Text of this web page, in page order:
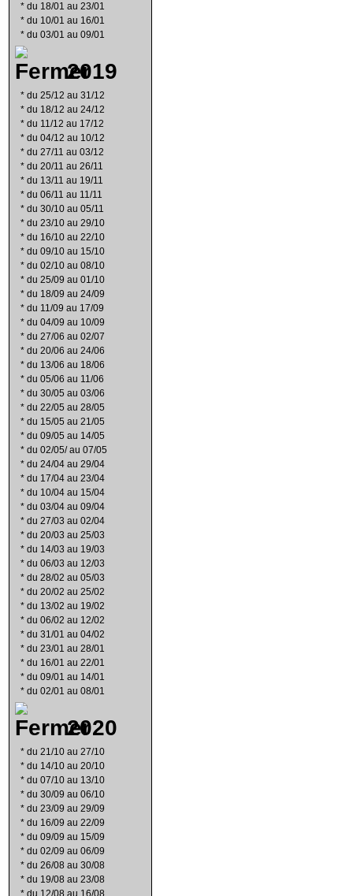
* du 18/01 au 23/01
* du 10/01 au 16/01
* du 03/01 au 09/01
2019
* du 25/12 au 31/12
* du 18/12 au 24/12
* du 11/12 au 17/12
* du 04/12 au 10/12
* du 27/11 au 03/12
* du 20/11 au 26/11
* du 13/11 au 19/11
* du 06/11 au 11/11
* du 30/10 au 05/11
* du 23/10 au 29/10
* du 16/10 au 22/10
* du 09/10 au 15/10
* du 02/10 au 08/10
* du 25/09 au 01/10
* du 18/09 au 24/09
* du 11/09 au 17/09
* du 04/09 au 10/09
* du 27/06 au 02/07
* du 20/06 au 24/06
* du 13/06 au 18/06
* du 05/06 au 11/06
* du 30/05 au 03/06
* du 22/05 au 28/05
* du 15/05 au 21/05
* du 09/05 au 14/05
* du 02/05/ au 07/05
* du 24/04 au 29/04
* du 17/04 au 23/04
* du 10/04 au 15/04
* du 03/04 au 09/04
* du 27/03 au 02/04
* du 20/03 au 25/03
* du 14/03 au 19/03
* du 06/03 au 12/03
* du 28/02 au 05/03
* du 20/02 au 25/02
* du 13/02 au 19/02
* du 06/02 au 12/02
* du 31/01 au 04/02
* du 23/01 au 28/01
* du 16/01 au 22/01
* du 09/01 au 14/01
* du 02/01 au 08/01
2020
* du 21/10 au 27/10
* du 14/10 au 20/10
* du 07/10 au 13/10
* du 30/09 au 06/10
* du 23/09 au 29/09
* du 16/09 au 22/09
* du 09/09 au 15/09
* du 02/09 au 06/09
* du 26/08 au 30/08
* du 19/08 au 23/08
* du 12/08 au 16/08